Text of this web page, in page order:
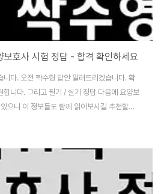
호사 시험 정답 - 합격 확인하세요
니다. 오전 짝수형 답안 알려드리겠습니다. 확
합니다. 그리고 필기 / 실기 정답 다음에 요양보
으니 이 정보들도 함께 읽어보시길 추천할게
이상 맞아야 합격 1 5 11 2 21 1 31 4 2 3
5 27 2 8 3 18 4 28 4 9 4 19 1 29 5 10 2
4 49 2..